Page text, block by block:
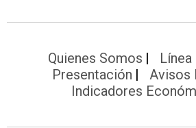
Quienes Somos
Presentación
Avisos
Indicadores